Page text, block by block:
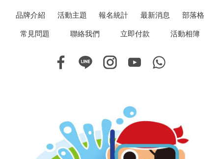
品牌介紹 活動主題 報名統計 最新消息
部落格
常見問題
聯絡我們 立即付款 活動相簿